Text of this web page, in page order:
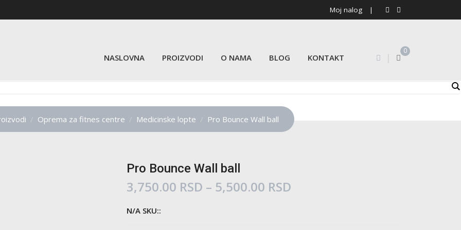
Moj nalog |
NASLOVNA PROIZVODI O NAMA BLOG KONTAKT
0
|
Oprema za fitnes centre Medicinske lopte Pro Bounce Wall ball
Pro Bounce Wall ball
3,750.00 RSD – 5,500.00 RSD
N/A SKU::